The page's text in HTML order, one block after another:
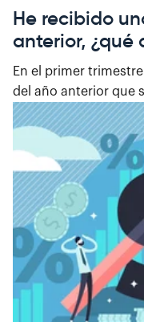
He recibido
anterior, ¿qué
En el primer
del año anterior que